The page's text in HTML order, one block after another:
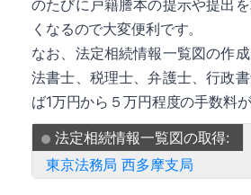
のたびに戸籍謄本の提示や提出
くなるので大変便利です。
なお、法定相続情報一覧図の作
法書士、税理士、弁護士、行政
ば1万円から５万円程度の手数料が
法定相続情報一覧図の取得:
東京法務局 西多摩支局